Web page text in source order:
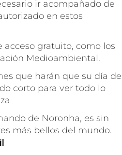
ir acompañado de
en estos
acceso gratuito, como los
Medioambiental.
que harán que su día de
corto para ver todo lo
de Noronha, es sin
más bellos del mundo.